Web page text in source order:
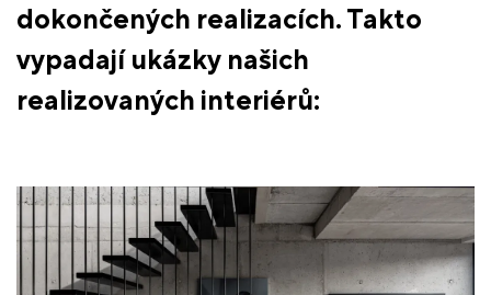
dokončených realizacích. Takto
vypadají ukázky našich
realizovaných interiérů: